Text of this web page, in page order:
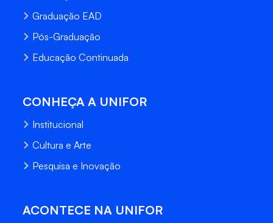
Graduação EAD
Pós-Graduação
Educação Continuada
CONHEÇA A UNIFOR
Institucional
Cultura e Arte
Pesquisa e Inovação
ACONTECE NA UNIFOR